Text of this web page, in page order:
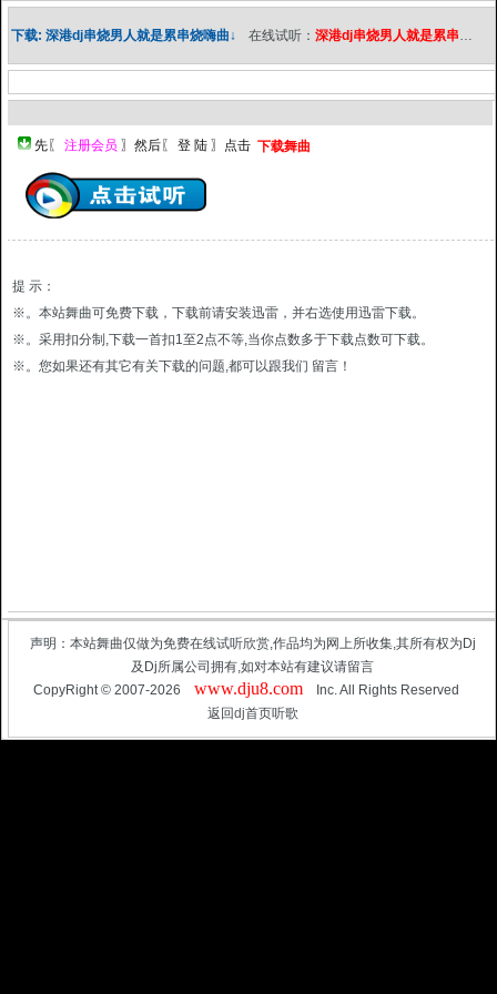
下载: 深港dj串烧男人就是累串烧嗨曲↓ 在线试听：深港dj串烧男人就是累串烧嗨曲
提 示：
※。本站舞曲可免费下载，下载前请安装迅雷，并右选使用迅雷下载。
※。采用扣分制,下载一首扣1至2点不等,当你点数多于下载点数可下载。
※。您如果还有其它有关下载的问题,都可以跟我们 留言！
声明：本站舞曲仅做为免费在线试听欣赏,作品均为网上所收集,其所有权为Dj
及Dj所属公司拥有,如对本站有建议请留言
CopyRight © 2007-2026 www.dju8.comInc. All Rights Reserved
返回dj首页听歌
下载舞曲